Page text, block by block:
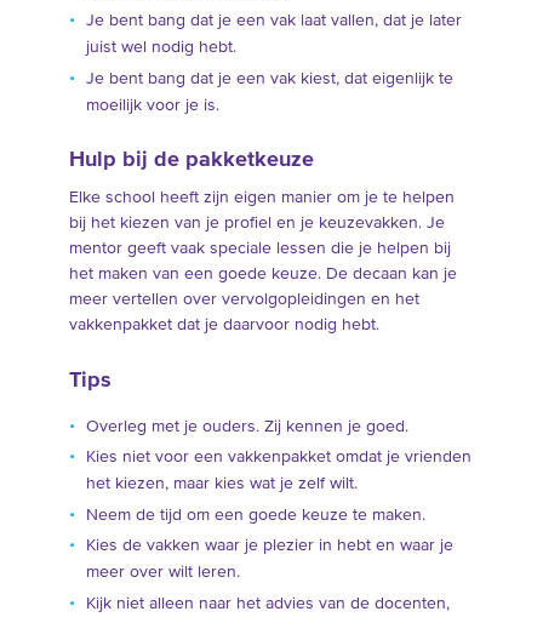
Je bent bang dat je een vak laat vallen, dat je later
juist wel nodig hebt.
Je bent bang dat je een vak kiest, dat eigenlijk te
moeilijk voor je is.
Hulp bij de pakketkeuze
Elke school heeft zijn eigen manier om je te helpen
bij het kiezen van je profiel en je keuzevakken. Je
mentor geeft vaak speciale lessen die je helpen bij
het maken van een goede keuze. De decaan kan je
meer vertellen over vervolg­op­leidingen en het
vakkenpakket dat je daarvoor nodig hebt.
Tips
Overleg met je ouders. Zij kennen je goed.
Kies niet voor een vakkenpakket omdat je vrienden
het kiezen, maar kies wat je zelf wilt.
Neem de tijd om een goede keuze te maken.
Kies de vakken waar je plezier in hebt en waar je
meer over wilt leren.
Kijk niet alleen naar het advies van de docenten,